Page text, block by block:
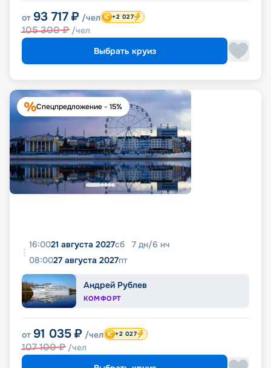
от 93 717 ₽ /чел
105 300₽ /чел
+2 027
Выбрать круиз
Спецпредложение - 15%
16:0021 августа 2027сб 7 дн/6 нч
08:0027 августа 2027пт
Андрей Рублев
КОМФОРТ
от 91 035 ₽ /чел
107 100₽ /чел
+2 027